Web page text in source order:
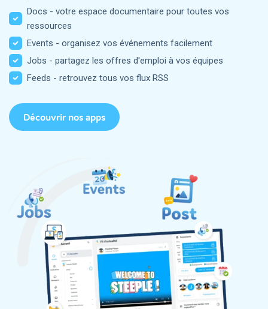
Docs - votre espace documentaire pour toutes vos
ressources
Events - organisez vos événements facilement
Jobs - partagez les offres d'emploi à vos équipes
Feeds - retrouvez tous vos flux RSS
Découvrir nos apps